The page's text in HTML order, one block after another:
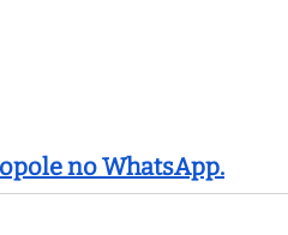
no WhatsApp.